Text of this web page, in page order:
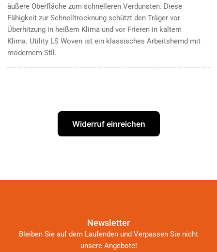
äußere Oberfläche zum schnelleren Verdunsten. Diese
Fähigkeit zur Schnelltrocknung schützt den Träger vor
Überhitzung in heißem Klima und vor Frieren in kaltem
Klima. Utility LS Woven ist ein klassisches Arbeitshemd mit
modernem Stil.
Widerruf einreichen
Newsletter
Bleiben Sie auf dem Laufenden und Verpassen Sie nicht
unsere Angebote!